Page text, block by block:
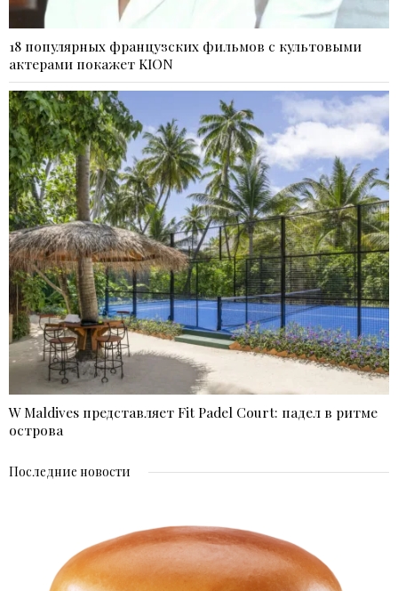
18 популярных французских фильмов с культовыми
актерами покажет KION
W Maldives представляет Fit Padel Court: падел в ритме
острова
Последние новости